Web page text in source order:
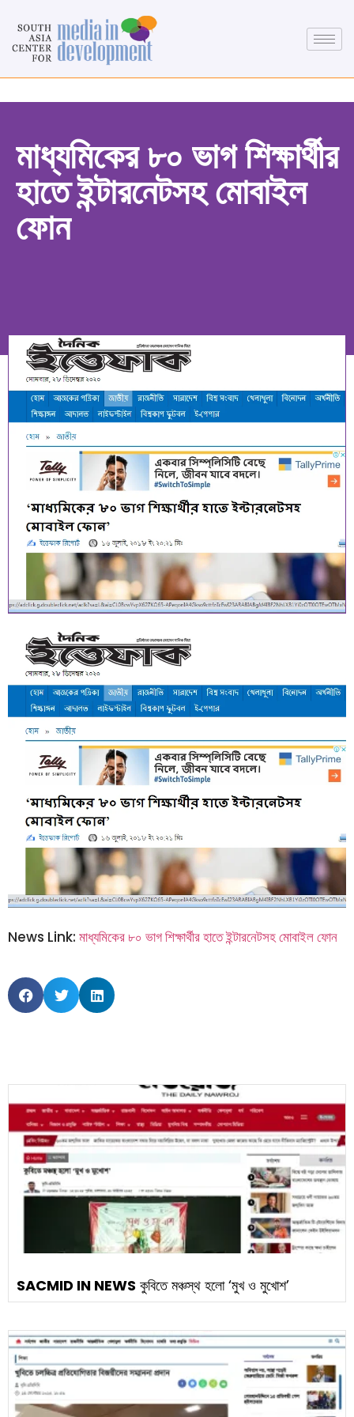
মাধ্যমিকের ৮০ ভাগ শিক্ষার্থীর
হাতে ইন্টারনেটসহ মোবাইল
ফোন
December 13, 2023 6:24 am
News Link: মাধ্যমিকের ৮০ ভাগ শিক্ষার্থীর হাতে ইন্টারনেটসহ মোবাইল ফোন
SACMID IN NEWS কুবিতে মঞ্চস্থ হলো ‘মুখ ও মুখোশ’